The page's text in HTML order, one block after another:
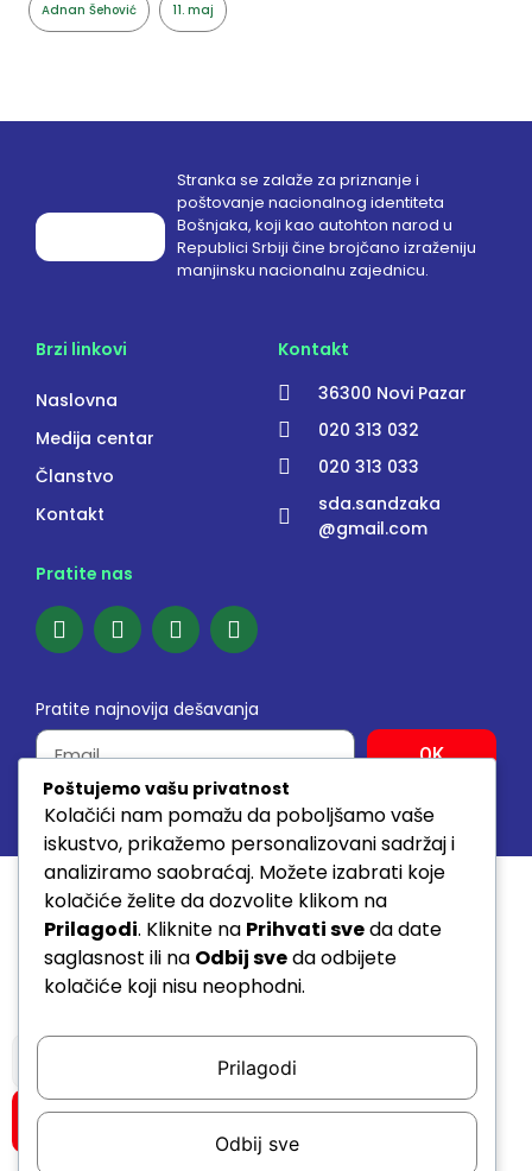
Adnan Šehović 11. maj
Stranka se zalaže za priznanje i
poštovanje nacionalnog identiteta
Bošnjaka, koji kao autohton narod u
Republici Srbiji čine brojčano izraženiju
manjinsku nacionalnu zajednicu.
Brzi linkovi
Naslovna
Medija centar
Članstvo
Kontakt
Kontakt
36300 Novi Pazar
020 313 032
020 313 033
sda.sandzaka
@gmail.com
Pratite nas
Pratite najnovija dešavanja
OK
© 2026. SVA PRAVA ZADRŽANA www.sda.rs
Poštujemo vašu privatnost
Kolačići nam pomažu da poboljšamo vaše
iskustvo, prikažemo personalizovani sadržaj i
analiziramo saobraćaj. Možete izabrati koje
kolačiće želite da dozvolite klikom na
Prilagodi. Kliknite na Prihvati sveda date
saglasnost ili na Odbij sveda odbijete
kolačiće koji nisu neophodni.
Prilagodi
Odbij sve
Pretraži